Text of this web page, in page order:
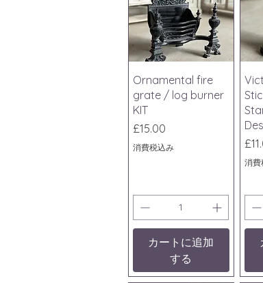
クイックビュー
Ornamental fire
grate / log burner
KIT
価格
£15.00
消費税込み
カートに追加
する
価
消費